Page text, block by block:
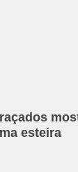
esteira